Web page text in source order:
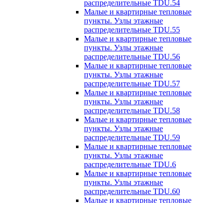
распределительные TDU.54
Малые и квартирные тепловые
пункты. Узлы этажные
распределительные TDU.55
Малые и квартирные тепловые
пункты. Узлы этажные
распределительные TDU.56
Малые и квартирные тепловые
пункты. Узлы этажные
распределительные TDU.57
Малые и квартирные тепловые
пункты. Узлы этажные
распределительные TDU.58
Малые и квартирные тепловые
пункты. Узлы этажные
распределительные TDU.59
Малые и квартирные тепловые
пункты. Узлы этажные
распределительные TDU.6
Малые и квартирные тепловые
пункты. Узлы этажные
распределительные TDU.60
Малые и квартирные тепловые